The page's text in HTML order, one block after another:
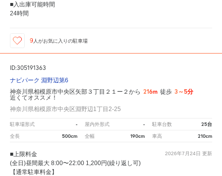
■入出庫可能時間
24時間
9 人がお気に入りの駐車場
ID:305191363
ナビパーク 淵野辺第6
神奈川県相模原市中央区矢部３丁目２１ー２から 216m 徒歩 3～5分
近くてオススメ！
神奈川県相模原市中央区淵野辺1丁目2-25
駐車場形式 - 屋内外形式 - 駐車台数 25台
全長 500cm 全幅 190cm 車高 210cm
2026年7月24日 更新
■上限料金
(全日)昼間最大 8:00〜22:00 1,200円(繰り返し可)
【通常駐車料金】